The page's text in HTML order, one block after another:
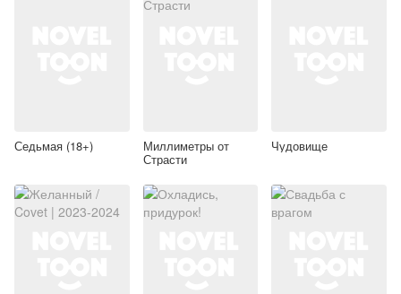
Седьмая (18+) Миллиметры от
Страсти
Чудовище